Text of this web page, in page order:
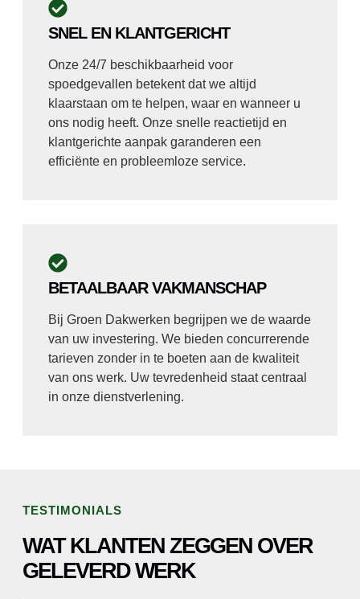
SNEL EN KLANTGERICHT
Onze 24/7 beschikbaarheid voor
spoedgevallen betekent dat we altijd
klaarstaan om te helpen, waar en wanneer u
ons nodig heeft. Onze snelle reactietijd en
klantgerichte aanpak garanderen een
efficiënte en probleemloze service.
BETAALBAAR VAKMANSCHAP
Bij Groen Dakwerken begrijpen we de waarde
van uw investering. We bieden concurrerende
tarieven zonder in te boeten aan de kwaliteit
van ons werk. Uw tevredenheid staat centraal
in onze dienstverlening.
TESTIMONIALS
WAT KLANTEN ZEGGEN OVER
GELEVERD WERK